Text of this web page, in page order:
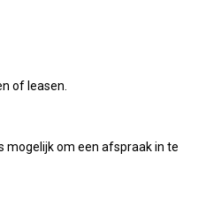
of leasen.
mogelijk om een afspraak in te